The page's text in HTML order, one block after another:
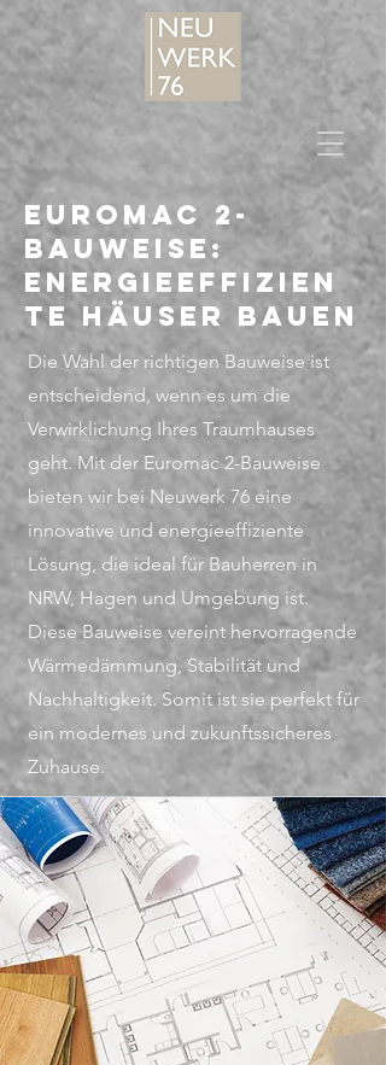
Euromac 2-
Bauweise:
Energieeffizien
te Häuser bauen
Die Wahl der richtigen Bauweise ist
entscheidend, wenn es um die
Verwirklichung Ihres Traumhauses
geht. Mit der Euromac 2-Bauweise
bieten wir bei Neuwerk 76 eine
innovative und energieeffiziente
Lösung, die ideal für Bauherren in
NRW, Hagen und Umgebung ist.
Diese Bauweise vereint hervorragende
Wärmedämmung, Stabilität und
Nachhaltigkeit. Somit ist sie perfekt für
ein modernes und zukunftssicheres
Zuhause.